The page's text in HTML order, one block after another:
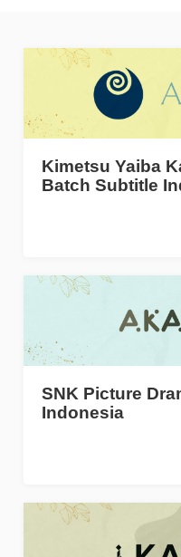
Kimetsu Yaiba
Batch Subtitle
SNK Picture
Indonesia